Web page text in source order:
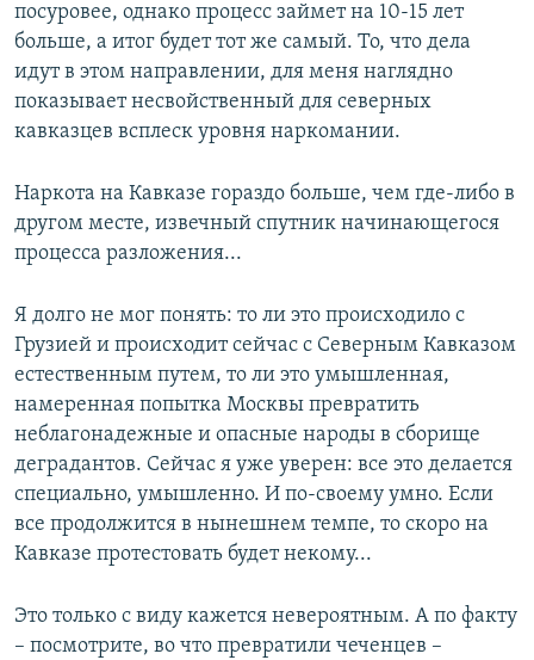
посуровее, однако процесс займет на 10-15 лет
больше, а итог будет тот же самый. То, что дела
идут в этом направлении, для меня наглядно
показывает несвойственный для северных
кавказцев всплеск уровня наркомании.
Наркота на Кавказе гораздо больше, чем где-либо в
другом месте, извечный спутник начинающегося
процесса разложения...
Я долго не мог понять: то ли это происходило с
Грузией и происходит сейчас с Северным Кавказом
естественным путем, то ли это умышленная,
намеренная попытка Москвы превратить
неблагонадежные и опасные народы в сборище
деградантов. Сейчас я уже уверен: все это делается
специально, умышленно. И по-своему умно. Если
все продолжится в нынешнем темпе, то скоро на
Кавказе протестовать будет некому...
Это только с виду кажется невероятным. А по факту
– посмотрите, во что превратили чеченцев –